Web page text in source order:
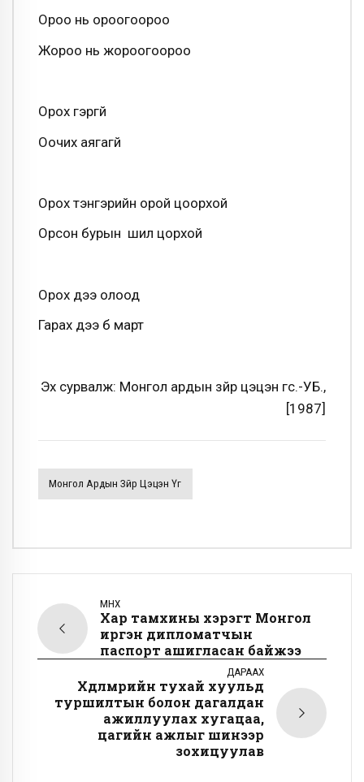
Ороо нь ороогоороо
Жороо нь жороогоороо
Орох гэргүй
Оочих аягагүй
Орох тэнгэрийн орой цоорхой
Орсон бурын шил цорхой
Орох үүдээ олоод
Гарах үүдээ бүү март
Эх сурвалж: Монгол ардын зүйр цэцэн үгс.-УБ.,
[1987]
Монгол Ардын Зүйр Цэцэн Үг
ӨМНӨХ
Хар тамхины хэрэгт Монгол
иргэн дипломатчын
паспорт ашигласан байжээ
ДАРААХ
Хөдөлмөрийн тухай хуульд
туршилтын болон дагалдан
ажиллуулах хугацаа,
цагийн ажлыг шинээр
зохицуулав